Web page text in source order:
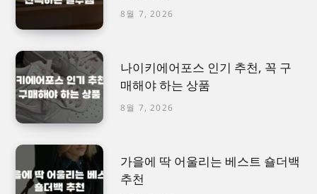
8월 7, 2026
나이키에어포스 인기 추천, 꼭 구
매해야 하는 상품
8월 7, 2026
가을에 딱 어울리는 베스트 숄더백
추천